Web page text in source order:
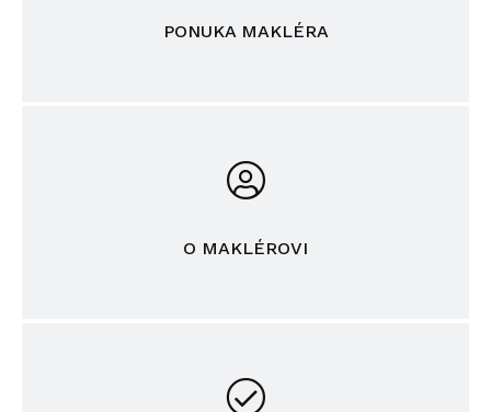
PONUKA MAKLÉRA
O MAKLÉROVI